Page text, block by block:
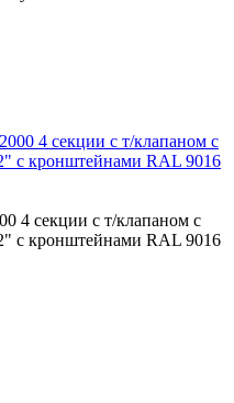
4 секции с т/клапаном с
с кронштейнами RAL 9016